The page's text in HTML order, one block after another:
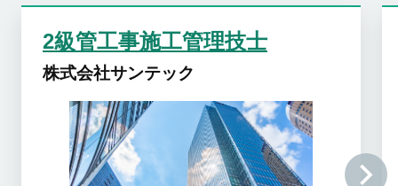
2級管工事施工管理技士
株式会社サンテック